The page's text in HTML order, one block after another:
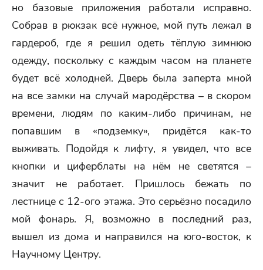
но базовые приложения работали исправно.
Собрав в рюкзак всё нужное, мой путь лежал в
гардероб, где я решил одеть тёплую зимнюю
одежду, поскольку с каждым часом на планете
будет всё холодней. Дверь была заперта мной
на все замки на случай мародёрства – в скором
времени, людям по каким-либо причинам, не
попавшим в «подземку», придётся как-то
выживать. Подойдя к лифту, я увидел, что все
кнопки и циферблаты на нём не светятся –
значит не работает. Пришлось бежать по
лестнице с 12-ого этажа. Это серьёзно посадило
мой фонарь. Я, возможно в последний раз,
вышел из дома и направился на юго-восток, к
Научному Центру.